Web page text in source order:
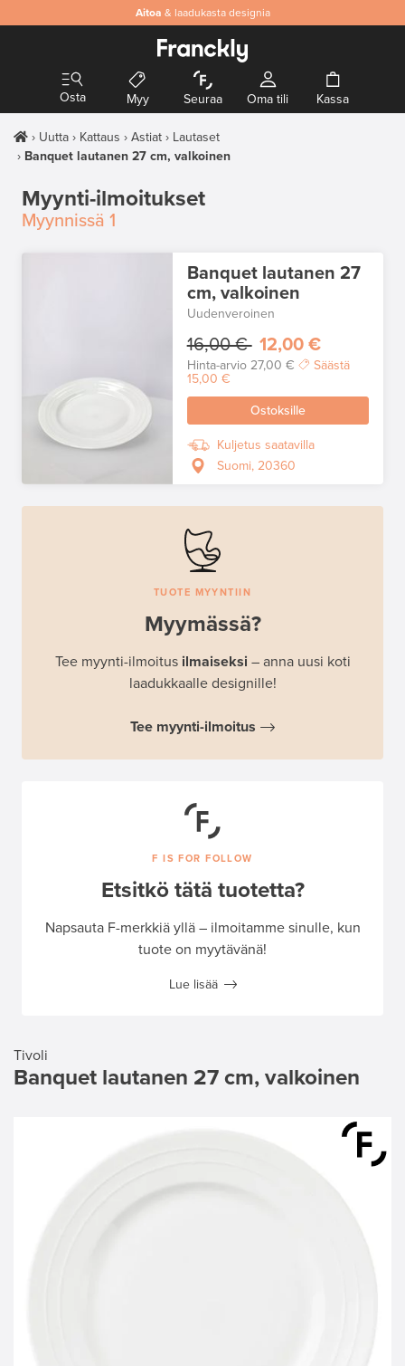
Aitoa & laadukasta designia
Osta Myy Seuraa Oma tili Kassa
Uutta Kattaus Astiat
Lautaset
Banquet lautanen 27 cm, valkoinen
Tivoli
Banquet lautanen 27 cm, valkoinen
Myynti-ilmoitukset
Myynnissä 1
Banquet lautanen 27
cm, valkoinen
Uudenveroinen
16,00 € 12,00 €
Hinta-arvio 27,00 €
Säästä
15,00 €
Ostoksille
Kuljetus saatavilla
Suomi, 20360
TUOTE MYYNTIIN
Myymässä?
Tee myynti-ilmoitus ilmaiseksi – anna uusi koti
laadukkaalle designille!
Tee myynti-ilmoitus
F IS FOR FOLLOW
Etsitkö tätä tuotetta?
Napsauta F-merkkiä yllä – ilmoitamme sinulle, kun
tuote on myytävänä!
Lue lisää